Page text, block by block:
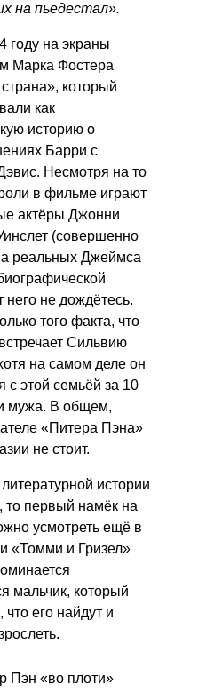
на пьедестал».
году на экраны
Марка Фостера
который
как
историю о
Барри с
Несмотря на то
в фильме играют
актёры Джонни
(совершенно
реальных Джеймса
не дождётесь.
того факта, что
Сильвию
на самом деле он
с этой семьёй за 10
мужа. В общем,
«Питера Пэна»
не стоит.
истории
то первый намёк на
усмотреть ещё в
«Томми и Гризел»
мальчик, который
что его найдут и
Пэн «во плоти»